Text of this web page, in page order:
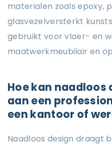
materialen zoals epoxy,
glasvezelversterkt
gebruikt voor vloer- en
maatwerkmeubilair en
Hoe kan naadloos
aan een
een kantoor of
Naadloos design draagt